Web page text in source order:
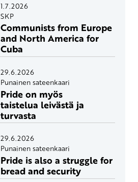
1.7.2026
SKP
Communists from Europe
and North America for
Cuba
29.6.2026
Punainen sateenkaari
Pride on myös
taistelua leivästä ja
turvasta
29.6.2026
Punainen sateenkaari
Pride is also a struggle for
bread and security